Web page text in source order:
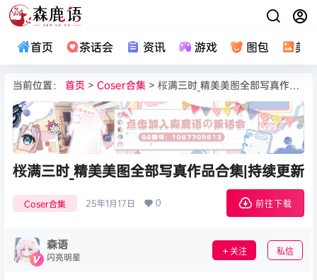
首页 茶话会 资讯 游戏 图包 美
当前位置： 首页 > Coser合集 > 桜满三时_精美美图全部写真作品合集|持续更新
桜满三时_精美美图全部写真作品合集|持续更新
Coser合集 25年1月17日 0 前往下载
森语
闪亮明星 关注 私信